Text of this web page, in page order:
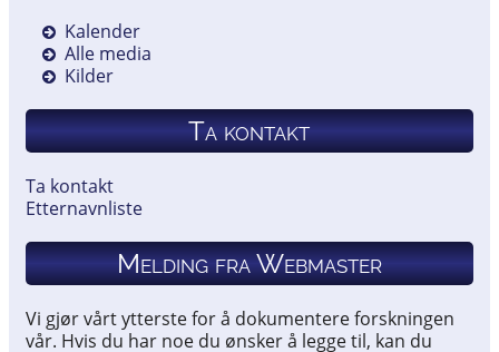
Kalender
Alle media
Kilder
Ta kontakt
Ta kontakt
Etternavnliste
Melding fra Webmaster
Vi gjør vårt ytterste for å dokumentere forskningen
vår. Hvis du har noe du ønsker å legge til, kan du